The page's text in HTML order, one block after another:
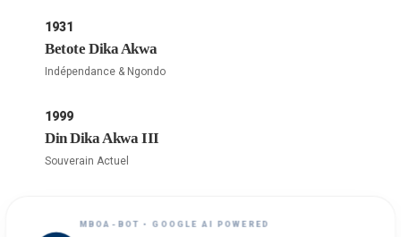
1931
Betote Dika Akwa
Indépendance & Ngondo
1999
Din Dika Akwa III
Souverain Actuel
MBOA-BOT • GOOGLE AI POWERED